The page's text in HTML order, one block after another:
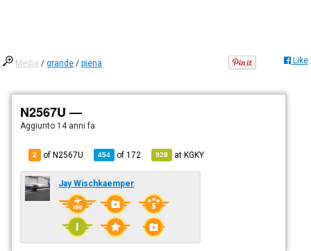
Media /grande /piena Like
N2567U —
Aggiunto 14 anni fa
2 of N2567U 454 of172 928 atKGKY
Jay Wischkaemper